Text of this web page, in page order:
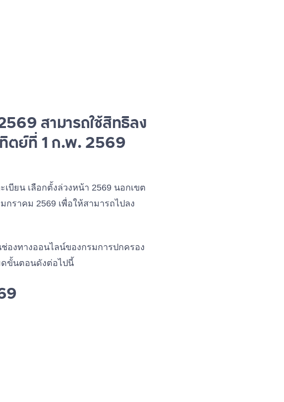
สามารถใช้สิทธิลง
ทิตย์ที่ 1 ก.พ. 2569
บียน เลือกตั้งล่วงหน้า 2569 นอกเขต
ราคม 2569 เพื่อให้สามารถไปลง
องทางออนไลน์ของกรมการปกครอง
ดขั้นตอนดังต่อไปนี้